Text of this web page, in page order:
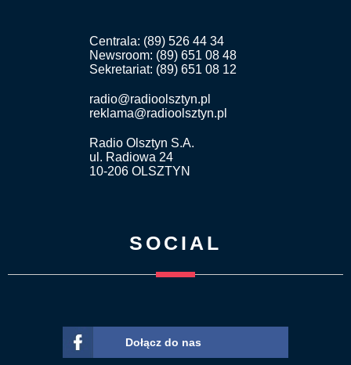
Centrala: (89) 526 44 34
Newsroom: (89) 651 08 48
Sekretariat: (89) 651 08 12
radio@radioolsztyn.pl
reklama@radioolsztyn.pl
Radio Olsztyn S.A.
ul. Radiowa 24
10-206 OLSZTYN
SOCIAL
Dołącz do nas